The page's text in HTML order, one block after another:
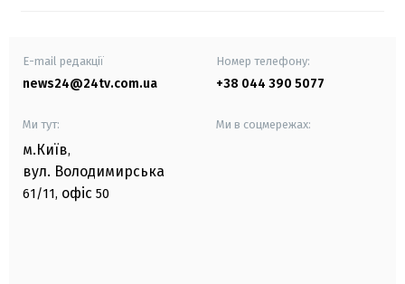
E-mail редакції
news24@24tv.com.ua
Номер телефону:
+38 044 390 5077
Ми тут:
м.Київ,
вул. Володимирська
61/11, офіс 50
Ми в соцмережах: